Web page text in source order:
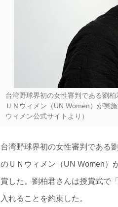
台湾野球界初の女性審判である劉
ＵＮウィメン（UN Women）が実
ウィメン公式サイトより）
台湾野球界初の女性審判である
のＵＮウィメン（UN Women）
賞した。劉柏君さんは授賞式で
入れることを約束した。